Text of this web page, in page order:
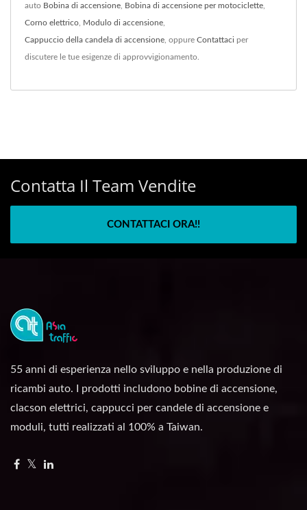
auto Bobina di accensione Bobina di accensione per motociclette
Corno elettrico Modulo di accensione
Cappuccio della candela di accensione , oppure Contattaci per
discutere le tue esigenze di approvvigionamento.
Contatta Il Team Vendite
CONTATTACI ORA!!
55 anni di esperienza nello sviluppo e nella produzione di
ricambi auto. I prodotti includono bobine di accensione,
clacson elettrici, cappucci per candele di accensione e
moduli, tutti realizzati al 100% a Taiwan.